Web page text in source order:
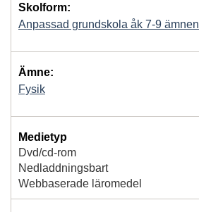
Skolform:
Anpassad grundskola åk 7-9 ämnen
Ämne:
Fysik
Medietyp
Dvd/cd-rom
Nedladdningsbart
Webbaserade läromedel